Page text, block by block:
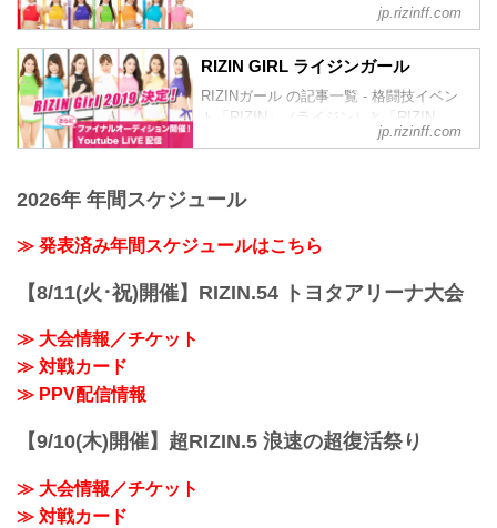
グを華麗に彩るRIZINガール2022を、み
んなで応援しよう！
RIZINガール2022 メンバー紹介
荒井つかさ
荒井つかさ
荒井つ...
MISSCON 2021の合格者2名に加え、審査
員特別賞、主催者推薦枠を含めた計12名
が「RIZINガール2021」として活躍する
こととなった。
彼女たちの初舞台は、9月19日（土）にさ
いたまスーパーアリーナで開催される
Yogibo presents RIZIN.30のリングだ！リ
RIZINガール2020のメンバーが決定！熾
ーは計14名。初舞台は8月9日/10日にぴあ
アリーナMMにて開催される
RIZIN.22/RIZIN.23！リングを華麗に彩る
RIZINガール2020を応援しよう！
Twitter：@risaaa_0411
去年に引き続き継続することが出来て嬉
jp.rizinff.com
RIZIN GIRL ライジンガール
RIZINガール の記事一覧 - 格闘技イベン
ト「RIZIN」（ライジン）と「RIZIN
FIGHTING FEDERATION」（ライジン
す。
jp.rizinff.com
2026年 年間スケジュール
≫ 発表済み年間スケジュールはこちら
【8/11(火･祝)開催】RIZIN.54 トヨタアリーナ大会
≫ 大会情報／チケット
≫ 対戦カード
≫ PPV配信情報
【9/10(木)開催】超RIZIN.5 浪速の超復活祭り
≫ 大会情報／チケット
≫ 対戦カード